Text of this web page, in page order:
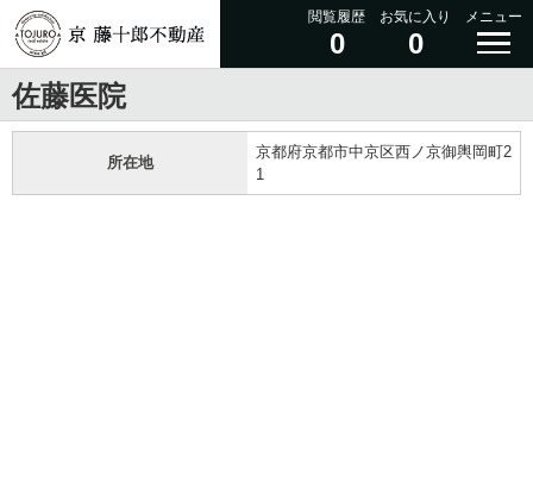
閲覧履歴
0
お気に入り
0
メニュー
佐藤医院
所在地
京都府京都市中京区西ノ京御輿岡町2
1